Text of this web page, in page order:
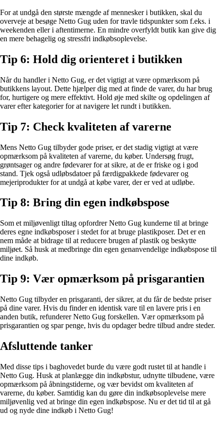
For at undgå den største mængde af mennesker i butikken, skal du
overveje at besøge Netto Gug uden for travle tidspunkter som f.eks. i
weekenden eller i aftentimerne. En mindre overfyldt butik kan give dig
en mere behagelig og stressfri indkøbsoplevelse.
Tip 6: Hold dig orienteret i butikken
Når du handler i Netto Gug, er det vigtigt at være opmærksom på
butikkens layout. Dette hjælper dig med at finde de varer, du har brug
for, hurtigere og mere effektivt. Hold øje med skilte og opdelingen af
varer efter kategorier for at navigere let rundt i butikken.
Tip 7: Check kvaliteten af ​​varerne
Mens Netto Gug tilbyder gode priser, er det stadig vigtigt at være
opmærksom på kvaliteten af ​​varerne, du køber. Undersøg frugt,
grøntsager og andre fødevarer for at sikre, at de er friske og i god
stand. Tjek også udløbsdatoer på færdigpakkede fødevarer og
mejeriprodukter for at undgå at købe varer, der er ved at udløbe.
Tip 8: Bring din egen indkøbspose
Som et miljøvenligt tiltag opfordrer Netto Gug kunderne til at bringe
deres egne indkøbsposer i stedet for at bruge plastikposer. Det er en
nem måde at bidrage til at reducere brugen af ​​plastik og beskytte
miljøet. Så husk at medbringe din egen genanvendelige indkøbspose til
dine indkøb.
Tip 9: Vær opmærksom på prisgarantien
Netto Gug tilbyder en prisgaranti, der sikrer, at du får de bedste priser
på dine varer. Hvis du finder en identisk vare til en lavere pris i en
anden butik, refunderer Netto Gug forskellen. Vær opmærksom på
prisgarantien og spar penge, hvis du opdager bedre tilbud andre steder.
Afsluttende tanker
Med disse tips i baghovedet burde du være godt rustet til at handle i
Netto Gug. Husk at planlægge din indkøbstur, udnytte tilbudene, være
opmærksom på åbningstiderne, og vær bevidst om kvaliteten af ​​
varerne, du køber. Samtidig kan du gøre din indkøbsoplevelse mere
miljøvenlig ved at bringe din egen indkøbspose. Nu er det tid til at gå
ud og nyde dine indkøb i Netto Gug!